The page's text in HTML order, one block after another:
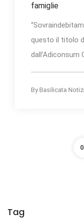
famiglie
questo il titolo
dall’Adiconsum
By Basilicata
Tag